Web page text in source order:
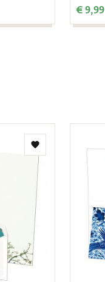
€ 9,99
Toevoegen
aan
verlanglijst